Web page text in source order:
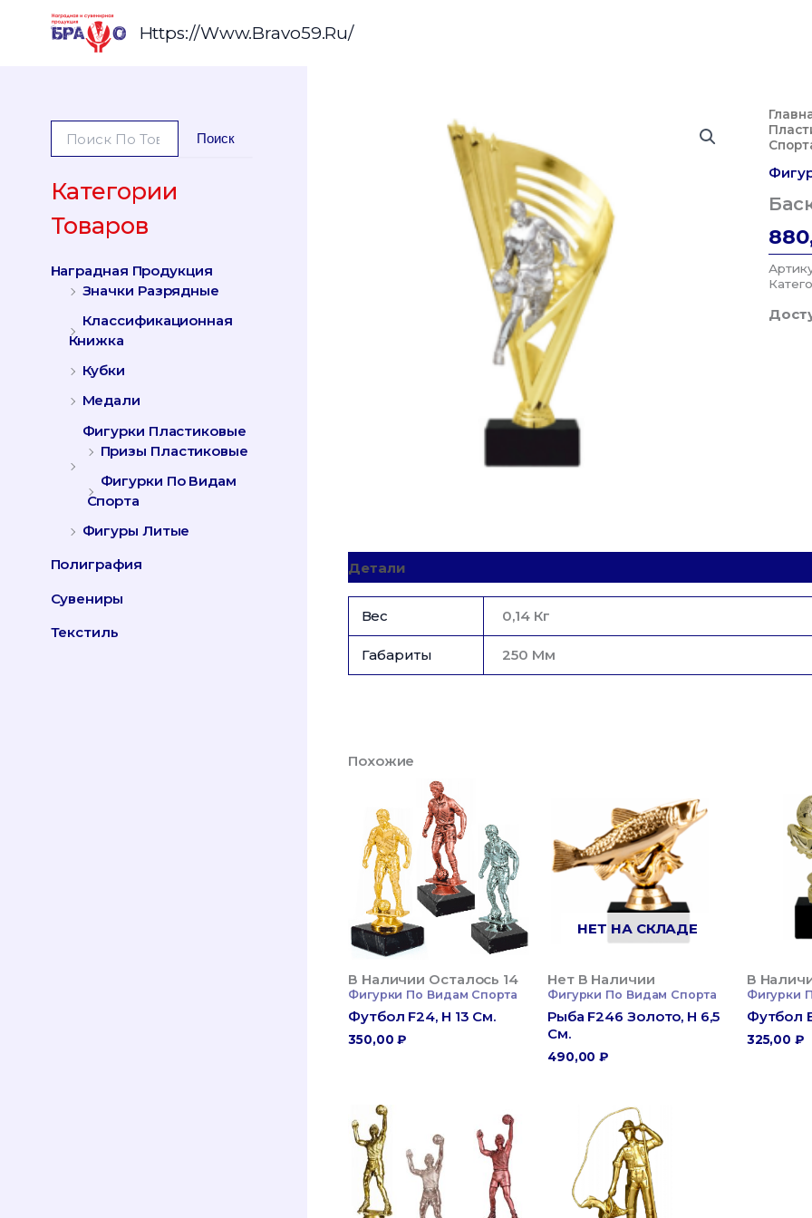
Содержимому
Https://www.bravo59.ru/
А
Т
Ь
Поиск
Категории
Товаров
Наградная Продукция
Значки Разрядные
Классификационная
Книжка
Кубки
Медали
Фигурки Пластиковые
Призы Пластиковые
Фигурки По Видам
Спорта
Фигуры Литые
Полиграфия
Сувениры
Текстиль
Детали
Вес 0,14 Кг
Габариты 250 Мм
Похожие
В Наличии Осталось 14
Фигурки По Видам Спорта
Футбол F24, H 13 См.
350,00₽
НЕТ НА СКЛАДЕ
Нет В Наличии
Фигурки По Видам Спорта
Рыба F246 Золото, H 6,5
См.
490,00₽
В
Фигурки
Футбол
325,00₽